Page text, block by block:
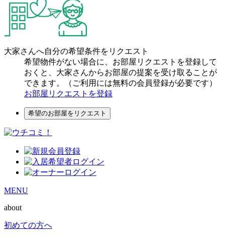
大家さんへ自分の希望条件をリクエスト
希望物件がない場合に、お部屋リクエストを登録して
おくと、大家さんからお部屋の提案を受け取ることが
できます。（ご利用には無料の会員登録が必要です）
お部屋リクエストを登録
希望のお部屋をリクエスト
MENU
about
初めての方へ